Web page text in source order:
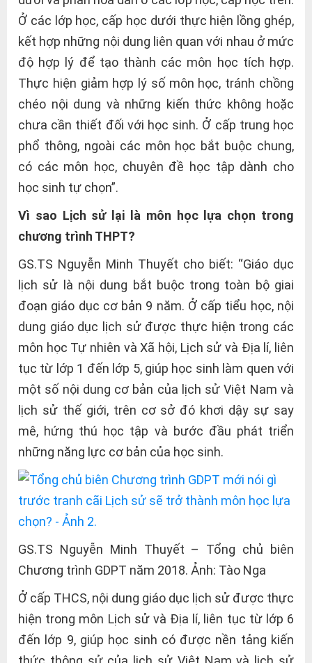
Ở các lớp học, cấp học dưới thực hiện lồng ghép,
kết hợp những nội dung liên quan với nhau ở mức
độ hợp lý để tạo thành các môn học tích hợp.
Thực hiện giảm hợp lý số môn học, tránh chồng
chéo nội dung và những kiến thức không hoặc
chưa cần thiết đối với học sinh. Ở cấp trung học
phổ thông, ngoài các môn học bắt buộc chung,
có các môn học, chuyên đề học tập dành cho
học sinh tự chọn”.
Vì sao Lịch sử lại là môn học lựa chọn trong
chương trình THPT?
GS.TS Nguyễn Minh Thuyết cho biết: “Giáo dục
lịch sử là nội dung bắt buộc trong toàn bộ giai
đoạn giáo dục cơ bản 9 năm. Ở cấp tiểu học, nội
dung giáo dục lịch sử được thực hiện trong các
môn học Tự nhiên và Xã hội, Lịch sử và Địa lí, liên
tục từ lớp 1 đến lớp 5, giúp học sinh làm quen với
một số nội dung cơ bản của lịch sử Việt Nam và
lịch sử thế giới, trên cơ sở đó khơi dậy sự say
mê, hứng thú học tập và bước đầu phát triển
những năng lực cơ bản của học sinh.
GS.TS Nguyễn Minh Thuyết – Tổng chủ biên
Chương trình GDPT năm 2018. Ảnh: Tào Nga
Ở cấp THCS, nội dung giáo dục lịch sử được thực
hiện trong môn Lịch sử và Địa lí, liên tục từ lớp 6
đến lớp 9, giúp học sinh có được nền tảng kiến